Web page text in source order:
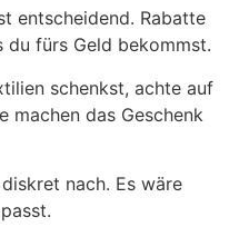
entscheidend. Rabatte
du fürs Geld bekommst.
schenkst, achte auf
machen das Geschenk
nach. Es wäre